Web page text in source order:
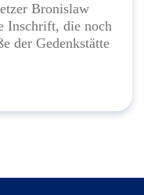
Bronislaw
Inschrift, die noch
der Gedenkstätte